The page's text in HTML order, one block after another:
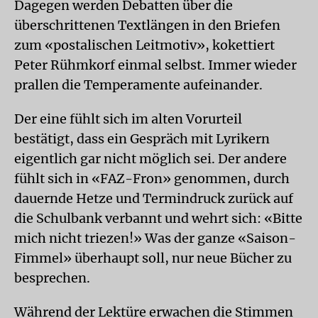
Dagegen werden Debatten über die
überschrittenen Textlängen in den Briefen
zum «postalischen Leitmotiv», kokettiert
Peter Rühmkorf einmal selbst. Immer wieder
prallen die Temperamente aufeinander.
Der eine fühlt sich im alten Vorurteil
bestätigt, dass ein Gespräch mit Lyrikern
eigentlich gar nicht möglich sei. Der andere
fühlt sich in «FAZ-Fron» genommen, durch
dauernde Hetze und Termindruck zurück auf
die Schulbank verbannt und wehrt sich: «Bitte
mich nicht triezen!» Was der ganze «Saison-
Fimmel» überhaupt soll, nur neue Bücher zu
besprechen.
Während der Lektüre erwachen die Stimmen